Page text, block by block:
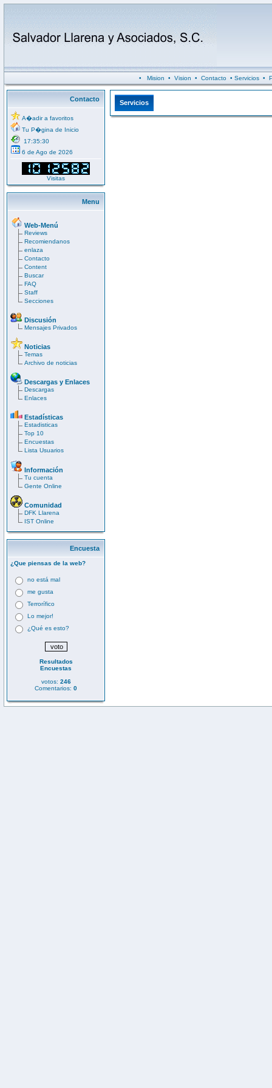
• Mision • Vision • Contacto• Servicios•
Contacto
A�adir a favoritos
Tu P�gina de Inicio
17:35:30
6 de Ago de 2026
Visitas
Menu
Web-Menú
Reviews
Recomiendanos
enlaza
Contacto
Content
Buscar
FAQ
Staff
Secciones
Discusión
Mensajes Privados
Noticias
Temas
Archivo de noticias
Descargas y Enlaces
Descargas
Enlaces
Estadísticas
Estadisticas
Top 10
Encuestas
Lista Usuarios
Información
Tu cuenta
Gente Online
Comunidad
DFK Llarena
IST Online
Encuesta
¿Que piensas de la web?
no está mal
me gusta
Terrorífico
Lo mejor!
¿Qué es esto?
Resultados
Encuestas
votos: 246
Comentarios: 0
Servicios